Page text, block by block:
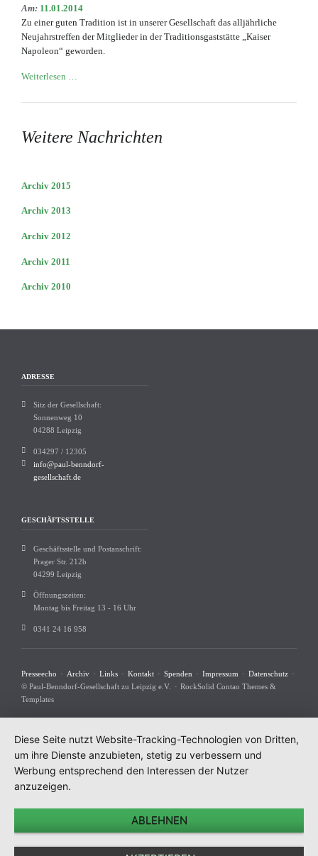
Am: 11.01.2014
Zu einer guten Tradition ist in unserer Gesellschaft das alljährliche
Neujahrstreffen der Mitglieder in der Traditionsgaststätte „Kaiser
Napoleon“ geworden.
Weiterlesen …
Weitere Nachrichten
Archiv 2015
Archiv 2013
Archiv 2012
Archiv 2011
Archiv 2010
ADRESSE
Sitz der Gesellschaft:
Sonnenweg 10
04288 Leipzig
034297 / 12305
info@paul-benndorf-
gesellschaft.de
GESCHÄFTSSTELLE
Geschäftsstelle und Postanschrift:
Prager Str. 212b
04299 Leipzig
Öffnungszeiten:
Montag bis Freitag 13 - 16 Uhr
0341 24 16 958
Navigation
überspringen
Presseecho Archiv Links Kontakt Spenden Impressum
Datenschutz
© Paul-Benndorf-Gesellschaft zu Leipzig e.V.
RockSolid Contao Themes &
Templates
Diese Seite nutzt Website-Tracking-Technologien von Dritten,
um ihre Dienste anzubieten, stetig zu verbessern und
Werbung entsprechend den Interessen der Nutzer
anzuzeigen.
ABLEHNEN